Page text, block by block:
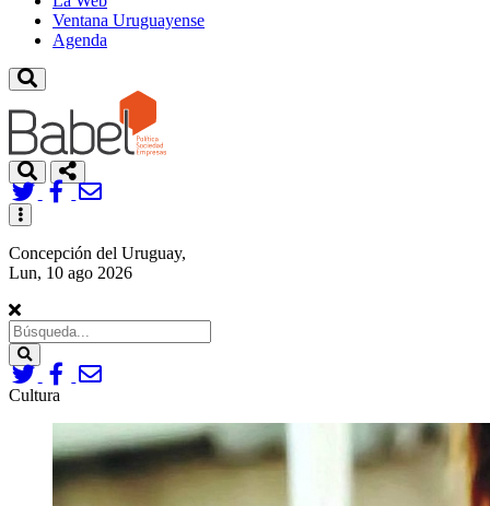
Ventana Uruguayense
Agenda
Toggle
navigation
Concepción del Uruguay,
Lun, 10 ago 2026
Search
Cultura